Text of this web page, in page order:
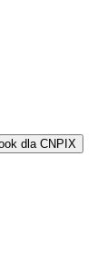
dla CNPIX